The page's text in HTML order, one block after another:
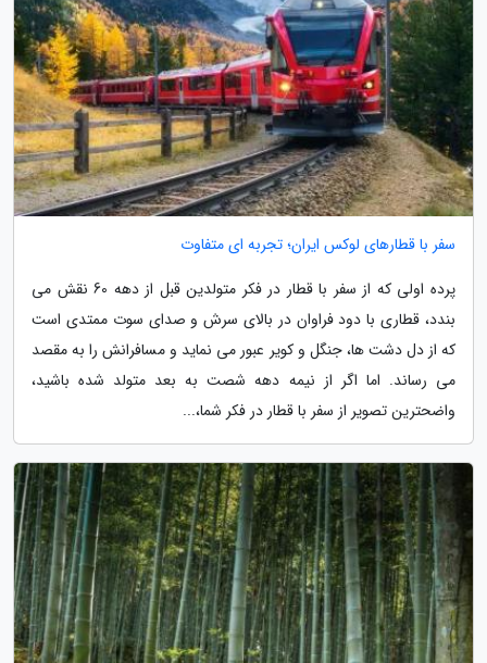
سفر با قطارهای لوکس ایران؛ تجربه ای متفاوت
پرده اولی که از سفر با قطار در فکر متولدین قبل از دهه 60 نقش می
بندد، قطاری با دود فراوان در بالای سرش و صدای سوت ممتدی است
که از دل دشت ها، جنگل و کویر عبور می نماید و مسافرانش را به مقصد
می رساند. اما اگر از نیمه دهه شصت به بعد متولد شده باشید،
واضحترین تصویر از سفر با قطار در فکر شما،...